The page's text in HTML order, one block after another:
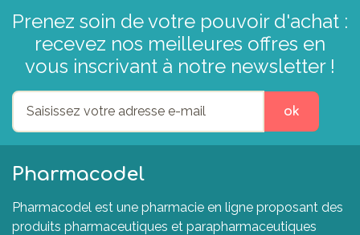
Prenez soin de votre pouvoir d'achat :
recevez nos meilleures offres en
vous inscrivant à notre newsletter !
ok
Pharmacodel
Pharmacodel est une pharmacie en ligne proposant des
produits pharmaceutiques et parapharmaceutiques